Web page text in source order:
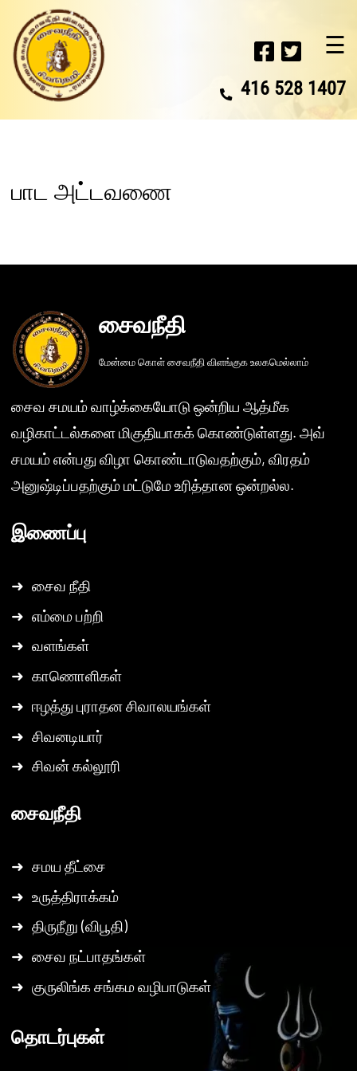
☰
416 528 1407
பாட அட்டவணை
சைவநீதி
மேன்மை கொள் சைவநீதி விளங்குக உலகமெல்லாம்
சைவ சமயம் வாழ்க்கையோடு ஒன்றிய ஆத்மீக
வழிகாட்டல்களை மிகுதியாகக் கொண்டுள்ளது. அவ்
சமயம் என்பது விழா கொண்டாடுவதற்கும், விரதம்
அனுஷ்டிப்பதற்கும் மட்டுமே உரித்தான ஒன்றல்ல.
இணைப்பு
➜ சைவ நீதி
➜ எம்மை பற்றி
➜ வளங்கள்
➜ காணொளிகள்
➜ ஈழத்து புராதன சிவாலயங்கள்
➜ சிவனடியார்
➜ சிவன் கல்லூரி
சைவநீதி
➜ சமய தீட்சை
➜ உருத்திராக்கம்
➜ திருநீறு (விபூதி)
➜ சைவ நட்பாதங்கள்
➜ குருலிங்க சங்கம வழிபாடுகள்
தொடர்புகள்